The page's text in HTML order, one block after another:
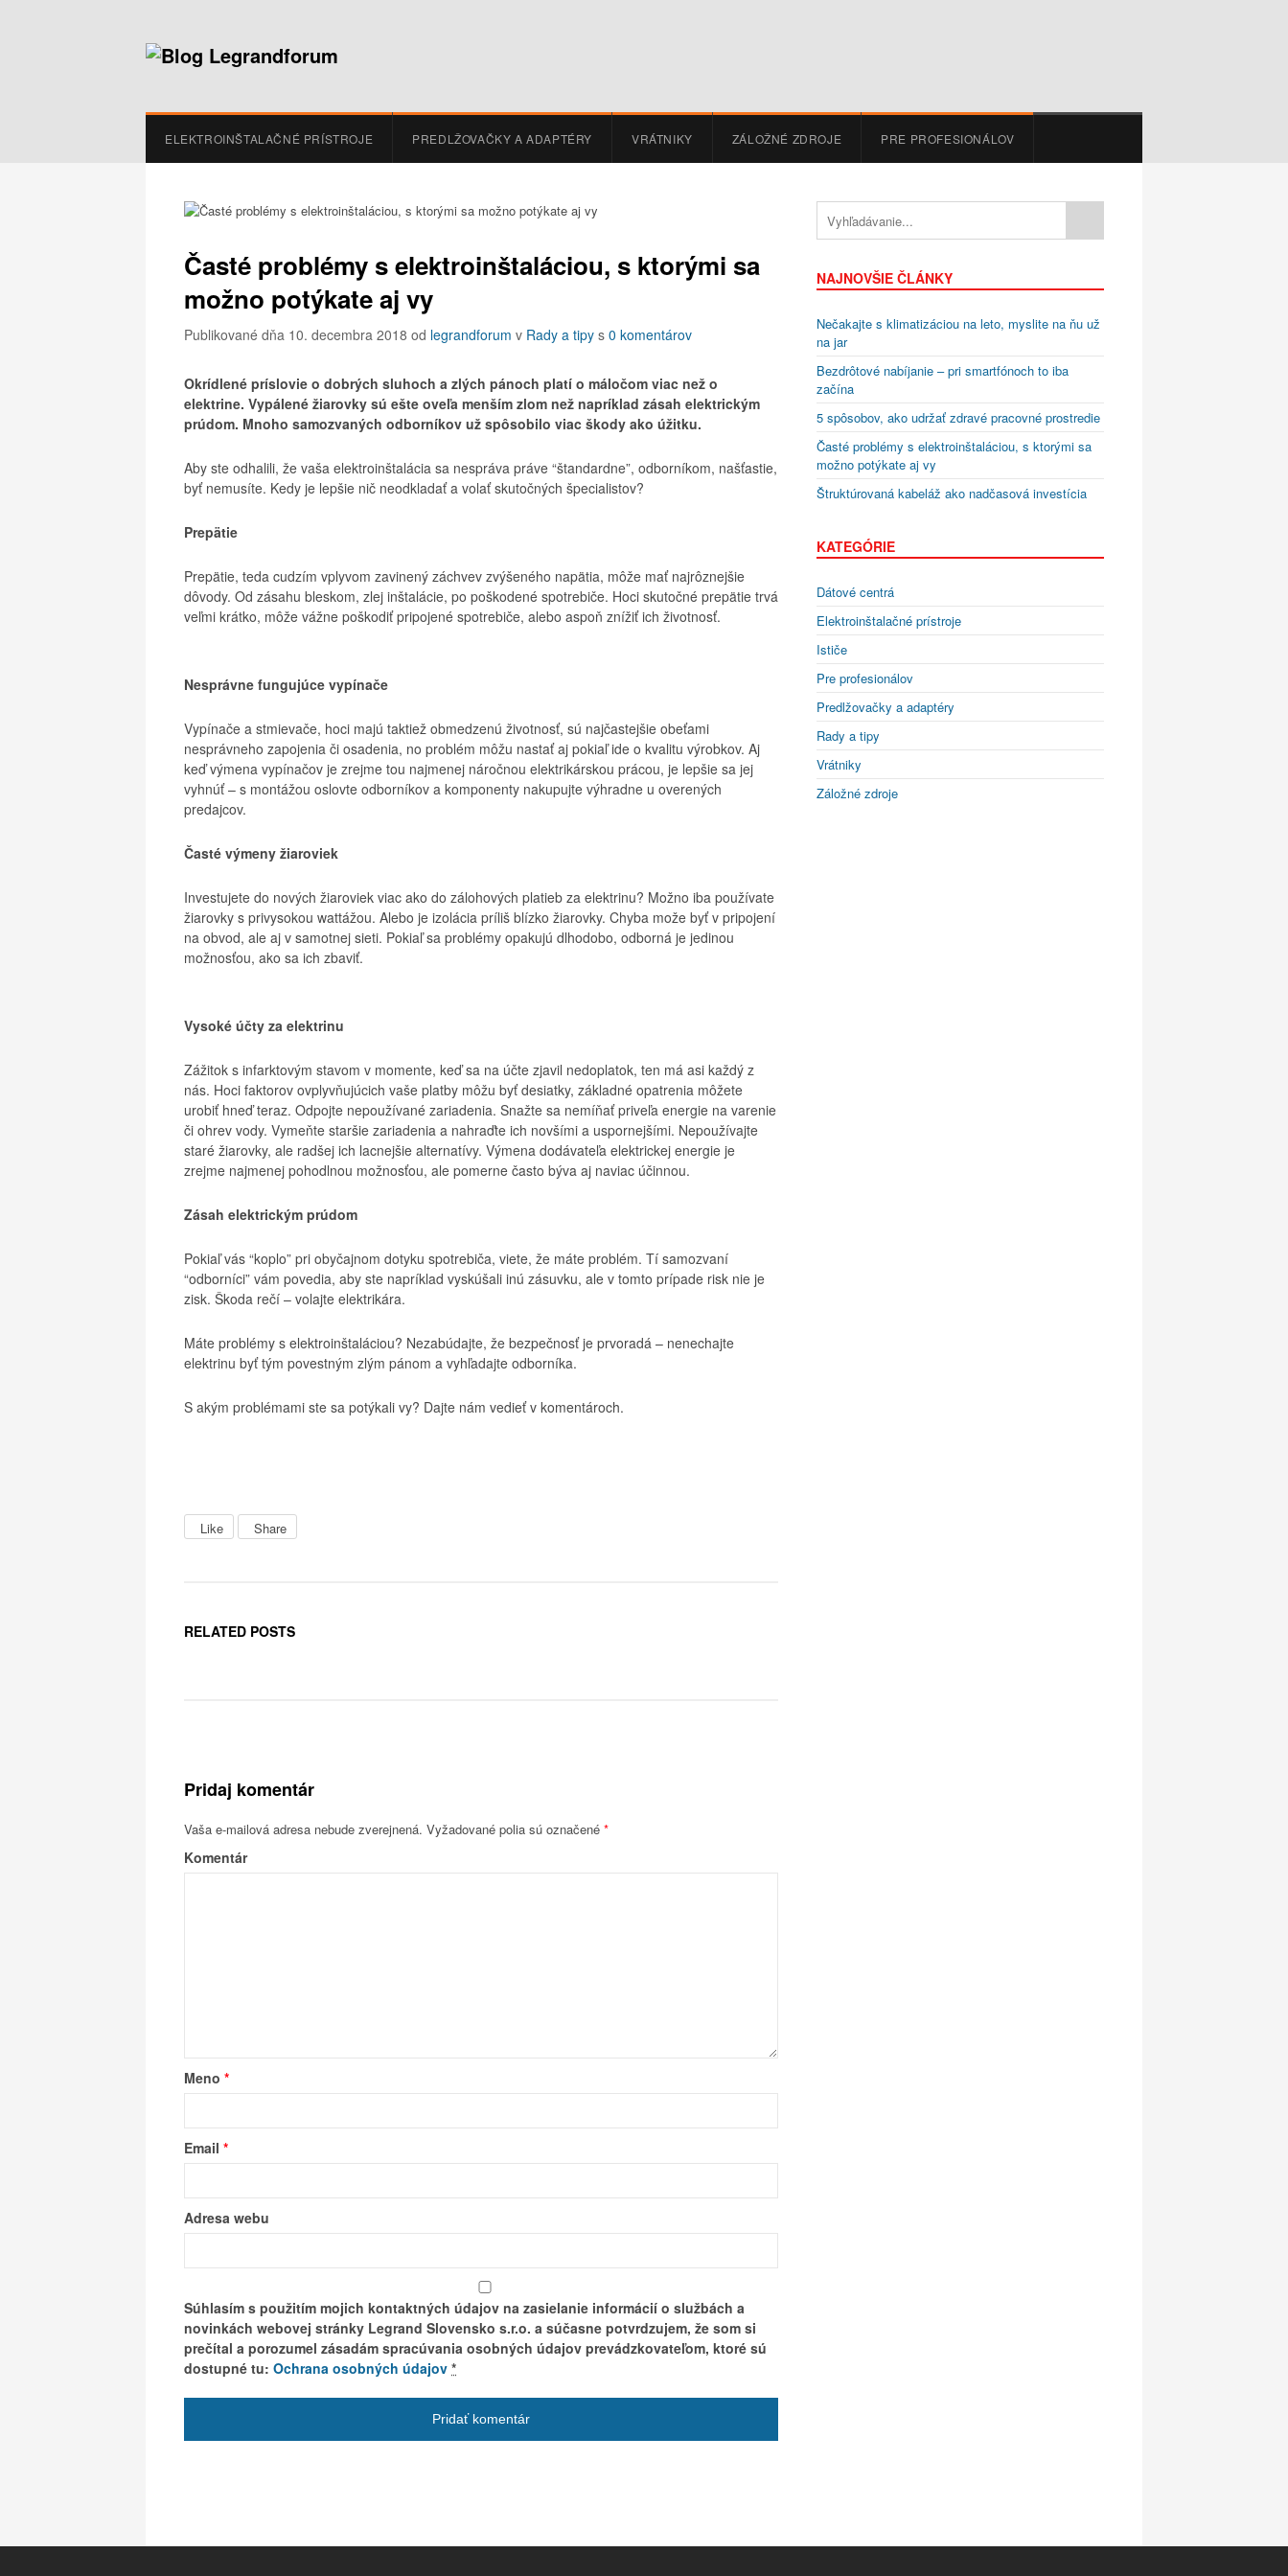
ELEKTROINŠTALAČNÉ PRÍSTROJE PREDLŽOVAČKY A ADAPTÉRY VRÁTNIKY ZÁLOŽNÉ ZDROJE PRE PROFESIONÁLOV
Časté problémy s elektroinštaláciou, s ktorými sa
možno potýkate aj vy
Publikované dňa 10. decembra 2018 od legrandforum v Rady a tipy s 0 komentárov
Okrídlené príslovie o dobrých sluhoch a zlých pánoch platí o máločom viac než o
elektrine. Vypálené žiarovky sú ešte oveľa menším zlom než napríklad zásah elektrickým
prúdom. Mnoho samozvaných odborníkov už spôsobilo viac škody ako úžitku.
Aby ste odhalili, že vaša elektroinštalácia sa nespráva práve “štandardne”, odborníkom, našťastie,
byť nemusíte. Kedy je lepšie nič neodkladať a volať skutočných špecialistov?
Prepätie
Prepätie, teda cudzím vplyvom zavinený záchvev zvýšeného napätia, môže mať najrôznejšie
dôvody. Od zásahu bleskom, zlej inštalácie, po poškodené spotrebiče. Hoci skutočné prepätie trvá
veľmi krátko, môže vážne poškodiť pripojené spotrebiče, alebo aspoň znížiť ich životnosť.
Nesprávne fungujúce vypínače
Vypínače a stmievače, hoci majú taktiež obmedzenú životnosť, sú najčastejšie obeťami
nesprávneho zapojenia či osadenia, no problém môžu nastať aj pokiaľ ide o kvalitu výrobkov. Aj
keď výmena vypínačov je zrejme tou najmenej náročnou elektrikárskou prácou, je lepšie sa jej
vyhnúť – s montážou oslovte odborníkov a komponenty nakupujte výhradne u overených
predajcov.
Časté výmeny žiaroviek
Investujete do nových žiaroviek viac ako do zálohových platieb za elektrinu? Možno iba používate
žiarovky s privysokou wattážou. Alebo je izolácia príliš blízko žiarovky. Chyba može byť v pripojení
na obvod, ale aj v samotnej sieti. Pokiaľ sa problémy opakujú dlhodobo, odborná je jedinou
možnosťou, ako sa ich zbaviť.
Vysoké účty za elektrinu
Zážitok s infarktovým stavom v momente, keď sa na účte zjavil nedoplatok, ten má asi každý z
nás. Hoci faktorov ovplyvňujúcich vaše platby môžu byť desiatky, základné opatrenia môžete
urobiť hneď teraz. Odpojte nepoužívané zariadenia. Snažte sa nemíňať priveľa energie na varenie
či ohrev vody. Vymeňte staršie zariadenia a nahraďte ich novšími a uspornejšími. Nepoužívajte
staré žiarovky, ale radšej ich lacnejšie alternatívy. Výmena dodávateľa elektrickej energie je
zrejme najmenej pohodlnou možnosťou, ale pomerne často býva aj naviac účinnou.
Zásah elektrickým prúdom
Pokiaľ vás “koplo” pri obyčajnom dotyku spotrebiča, viete, že máte problém. Tí samozvaní
“odborníci” vám povedia, aby ste napríklad vyskúšali inú zásuvku, ale v tomto prípade risk nie je
zisk. Škoda rečí – volajte elektrikára.
Máte problémy s elektroinštaláciou? Nezabúdajte, že bezpečnosť je prvoradá – nenechajte
elektrinu byť tým povestným zlým pánom a vyhľadajte odborníka.
S akým problémami ste sa potýkali vy? Dajte nám vedieť v komentároch.
Like Share
RELATED POSTS
Pridaj komentár
Vaša e-mailová adresa nebude zverejnená. Vyžadované polia sú označené *
Komentár
Meno *
Email *
Adresa webu
Súhlasím s použitím mojich kontaktných údajov na zasielanie informácií o službách a
novinkách webovej stránky Legrand Slovensko s.r.o. a súčasne potvrdzujem, že som si
prečítal a porozumel zásadám spracúvania osobných údajov prevádzkovateľom, ktoré sú
dostupné tu: Ochrana osobných údajov *
NAJNOVŠIE ČLÁNKY
Nečakajte s klimatizáciou na leto, myslite na ňu už
na jar
Bezdrôtové nabíjanie – pri smartfónoch to iba
začína
5 spôsobov, ako udržať zdravé pracovné prostredie
Časté problémy s elektroinštaláciou, s ktorými sa
možno potýkate aj vy
Štruktúrovaná kabeláž ako nadčasová investícia
KATEGÓRIE
Dátové centrá
Elektroinštalačné prístroje
Ističe
Pre profesionálov
Predlžovačky a adaptéry
Rady a tipy
Vrátniky
Záložné zdroje